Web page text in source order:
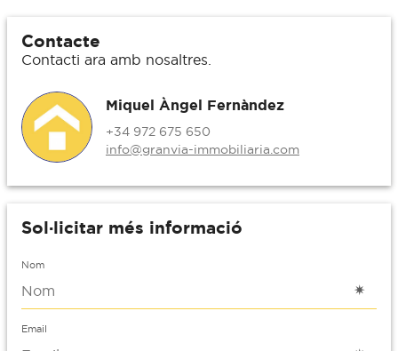
Contacte
Contacti ara amb nosaltres.
Miquel Àngel Fernàndez
+34 972 675 650
info@granvia-immobiliaria.com
Sol·licitar més informació
Nom
Email